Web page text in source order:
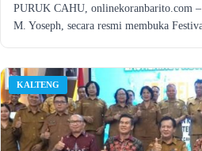
PURUK CAHU, onlinekoranbarito.com
M. Yoseph, secara resmi membuka
KALTENG